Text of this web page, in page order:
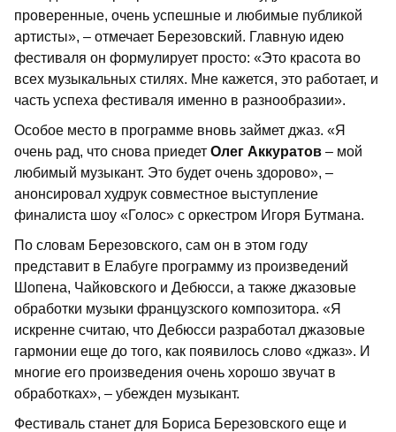
проверенные, очень успешные и любимые публикой
артисты», – отмечает Березовский. Главную идею
фестиваля он формулирует просто: «Это красота во
всех музыкальных стилях. Мне кажется, это работает, и
часть успеха фестиваля именно в разнообразии».
Особое место в программе вновь займет джаз. «Я
очень рад, что снова приедет Олег Аккуратов – мой
любимый музыкант. Это будет очень здорово», –
анонсировал худрук совместное выступление
финалиста шоу «Голос» с оркестром Игоря Бутмана.
По словам Березовского, сам он в этом году
представит в Елабуге программу из произведений
Шопена, Чайковского и Дебюсси, а также джазовые
обработки музыки французского композитора. «Я
искренне считаю, что Дебюсси разработал джазовые
гармонии еще до того, как появилось слово «джаз». И
многие его произведения очень хорошо звучат в
обработках», – убежден музыкант.
Фестиваль станет для Бориса Березовского еще и